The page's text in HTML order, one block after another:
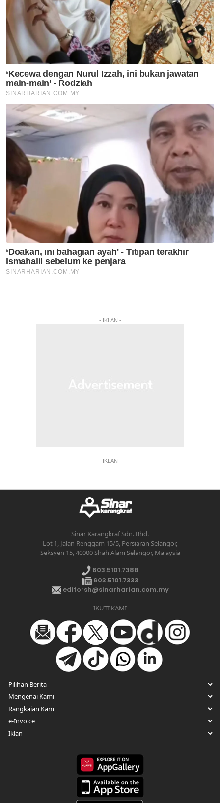
- IKLAN -
- IKLAN -
Sinar Karangkraf Sdn. Bhd.
Lot 1, Jalan Renggam 15/5, Persiaran Selangor,
Seksyen 15, 40000 Shah Alam Selangor, Malaysia
603.5101.7388
603.5101.7333
editorsh@sinarharian.com.my
IKUTI KAMI